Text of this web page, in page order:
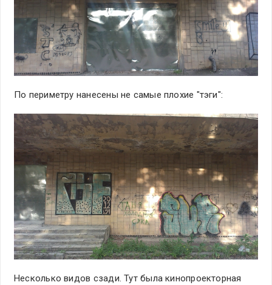
По периметру нанесены не самые плохие "тэги":
Несколько видов сзади. Тут была кинопроекторная